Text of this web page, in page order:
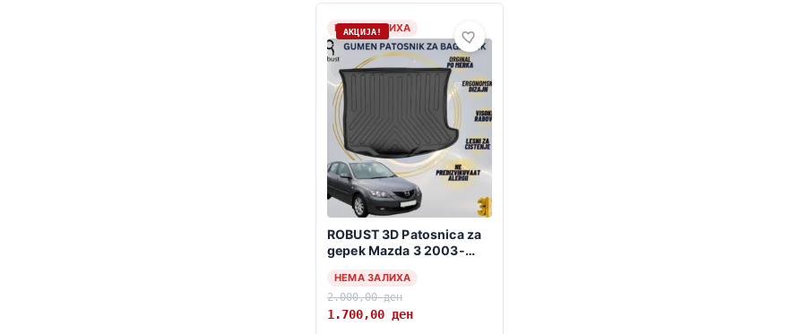
НЕМА ЗАЛИХА
АКЦИЈА!
ROBUST 3D Patosnica za
gepek Mazda 3 2003-
НЕМА ЗАЛИХА
2.000,00ден
1.700,00 ден